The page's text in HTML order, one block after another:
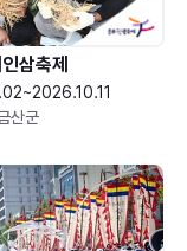
삼축제
산군